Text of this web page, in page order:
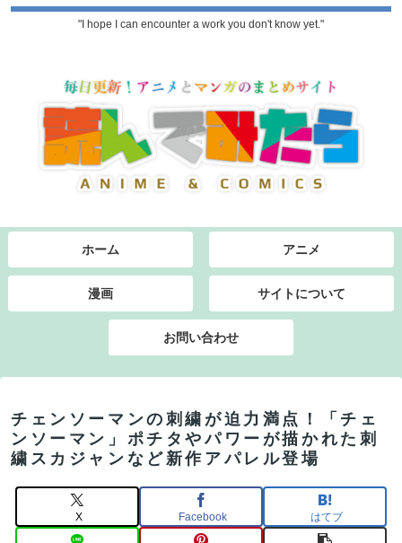
"I hope I can encounter a work you don't know yet."
ホーム アニメ
漫画 サイトについて
お問い合わせ
チェンソーマンの刺繍が迫力満点！「チェ
ンソーマン」ポチタやパワーが描かれた刺
繍スカジャンなど新作アパレル登場
X Facebook はてブ